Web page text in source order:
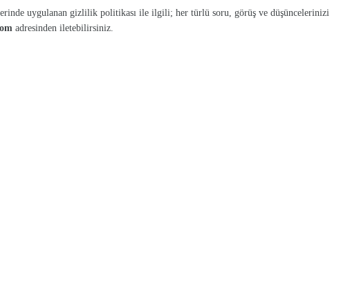
uygulanan gizlilik politikası ile ilgili; her türlü soru, görüş ve düşüncelerinizi
adresinden iletebilirsiniz.